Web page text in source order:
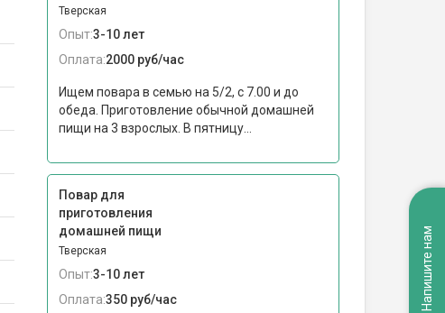
Тверская
Опыт:3-10 лет
Оплата:2000 руб/час
Ищем повара в семью на 5/2, с 7.00 и до
обеда. Приготовление обычной домашней
пищи на 3 взрослых. В пятницу...
Повар для
приготовления
домашней пищи
Тверская
Опыт:3-10 лет
Оплата:350 руб/час Напишите нам